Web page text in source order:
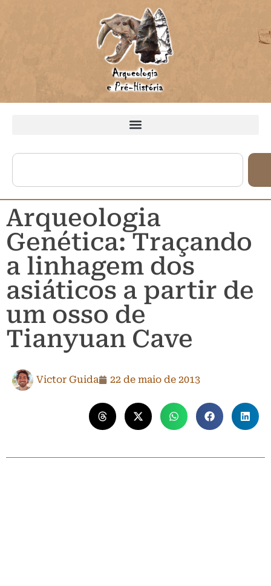
Arqueologia
Genética: Traçando
a linhagem dos
asiáticos a partir de
um osso de
Tianyuan Cave
Victor Guida 22 de maio de 2013